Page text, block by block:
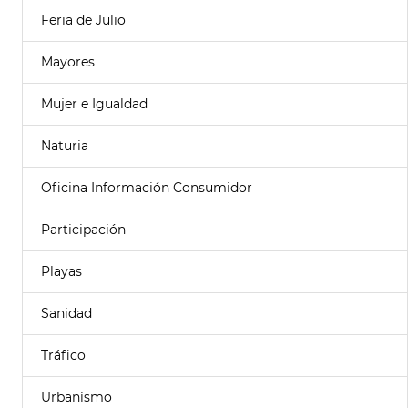
Feria de Julio
Mayores
Mujer e Igualdad
Naturia
Oficina Información Consumidor
Participación
Playas
Sanidad
Tráfico
Urbanismo